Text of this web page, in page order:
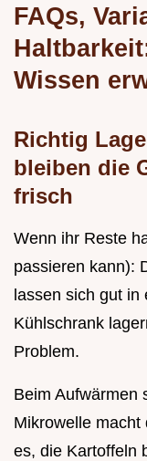
FAQs,
Wissen
Richtig
bleiben die
frisch
Wenn ihr Reste
passieren kann):
lassen sich gut in
Kühlschrank
Problem.
Beim Aufwärmen
Mikrowelle
es, die Kartoffeln